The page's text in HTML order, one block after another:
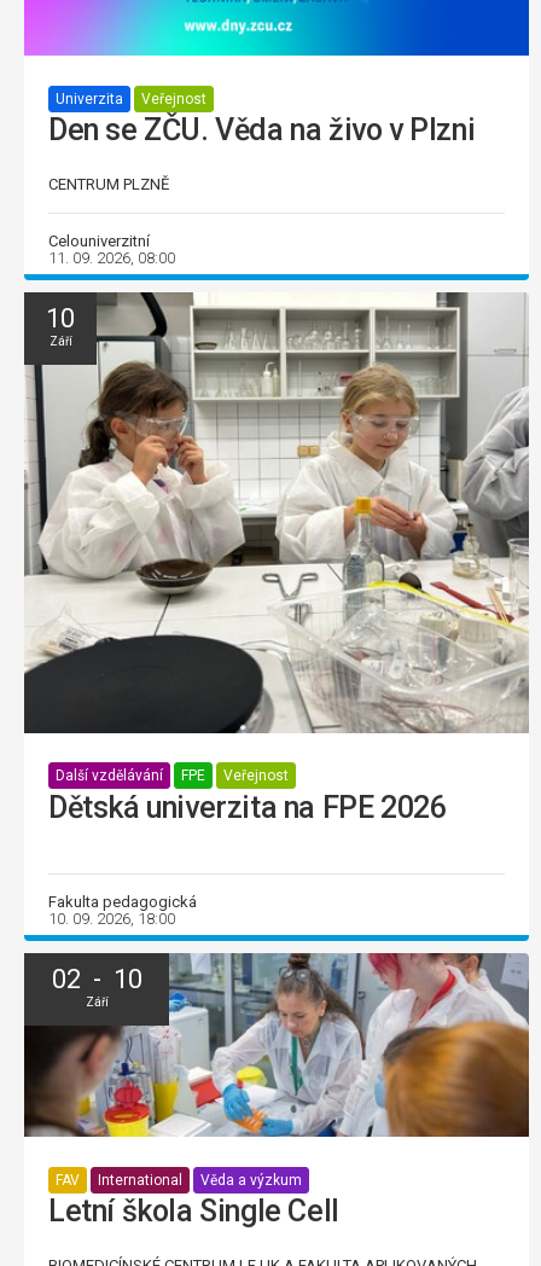
Univerzita Veřejnost
Den se ZČU. Věda na živo v Plzni
CENTRUM PLZNĚ
Celouniverzitní
11. 09. 2026, 08:00
10
Září
Další vzdělávání FPE Veřejnost
Dětská univerzita na FPE 2026
Fakulta pedagogická
10. 09. 2026, 18:00
02 - 10
Září
FAV International Věda a výzkum
Letní škola Single Cell